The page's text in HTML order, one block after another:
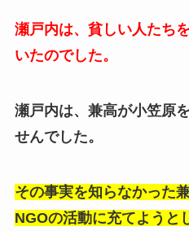
瀬戸内は、貧しい人たち
いたのでした。
瀬戸内は、兼高が小笠原
せんでした。
その事実を知らなかった
NGOの活動に充てようと